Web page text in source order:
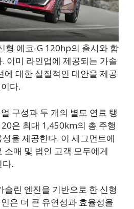
형 에코-G 120hp의 출시와 함
이미 라인업에 제공되는 가솔
에 대한 실질적인 대안을 제공
다.
구성과 두 개의 별도 연료 탱
은 최대 1,450km의 총 주행
을 제공한다. 이 세그먼트에
소매 및 법인 고객 모두에게
.
솔린 엔진을 기반으로 한 신형
은 더 큰 유연성과 효율성을